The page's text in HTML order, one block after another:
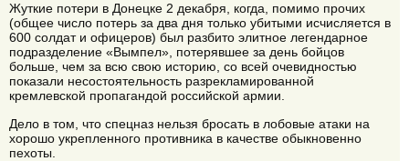
Жуткие потери в Донецке 2 декабря, когда, помимо прочих
(общее число потерь за два дня только убитыми исчисляется в
600 солдат и офицеров) был разбито элитное легендарное
подразделение «Вымпел», потерявшее за день бойцов
больше, чем за всю свою историю, со всей очевидностью
показали несостоятельность разрекламированной
кремлевской пропагандой российской армии.
Дело в том, что спецназ нельзя бросать в лобовые атаки на
хорошо укрепленного противника в качестве обыкновенно
пехоты.